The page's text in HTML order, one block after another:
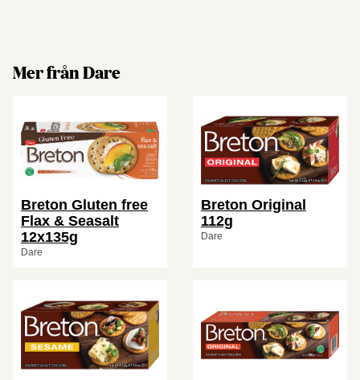
Mer från Dare
Breton Gluten free
Flax & Seasalt
12x135g
Dare
Breton Original
112g
Dare